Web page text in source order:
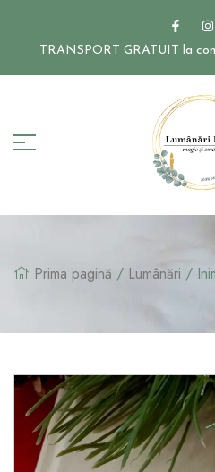
TRANSPORT GRATUIT la
Prima pagină / Lumânări /